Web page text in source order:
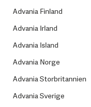
Advania Finland
Advania Irland
Advania Island
Advania Norge
Advania Storbritannien
Advania Sverige